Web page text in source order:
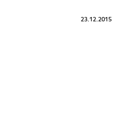
23.12.2015